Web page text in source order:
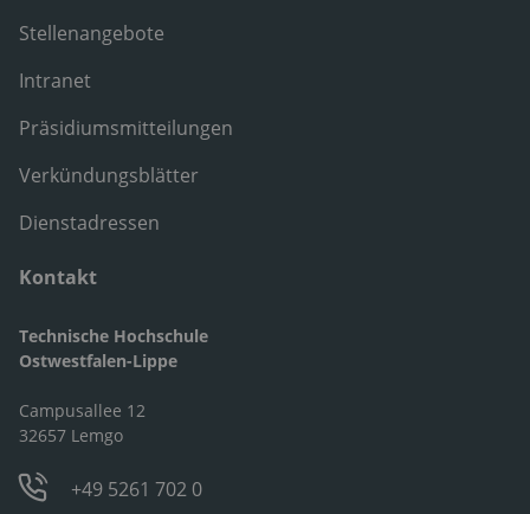
Stellenangebote
Intranet
Präsidiumsmitteilungen
Verkündungsblätter
Dienstadressen
Kontakt
Technische Hochschule
Ostwestfalen-Lippe
Campusallee 12
32657 Lemgo
+49 5261 702 0